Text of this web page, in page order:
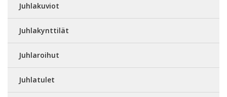
Juhlakuviot
Juhlakynttilät
Juhlaroihut
Juhlatulet